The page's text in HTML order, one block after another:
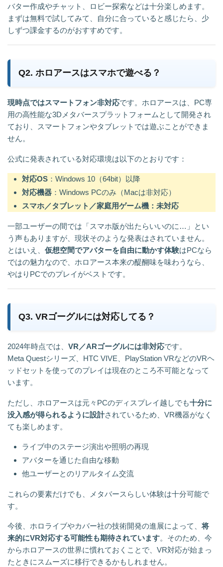
バター作成やチャット、ロビー探索などは十分楽しめます。
まずは無料で試してみて、自分に合っていると感じたら、少
しずつ課金するのがおすすめです。
Q2. ホロアースはスマホで遊べる？
現時点ではスマートフォン非対応です。ホロアースは、PC専
用の高性能な3Dメタバースプラットフォームとして開発され
ており、スマートフォンやタブレットでは遊ぶことができま
せん。
公式に発表されている対応環境は以下のとおりです：
対応OS ：Windows 10（64bit）以降
対応機器 ：Windows PCのみ（Macは非対応）
スマホ／タブレット／家庭用ゲーム機：未対応
一部ユーザーの間では「スマホ版が出たらいいのに…」とい
う声もありますが、現状そのような発表はされていません。
とはいえ、 仮想空間でアバターを自由に動かす体験はPCなら
ではの魅力なので、ホロアース本来の醍醐味を味わうなら、
やはりPCでのプレイがベストです。
Q3. VRゴーグルには対応してる？
2024年時点では、 VR／ARゴーグルには非対応です。
Meta Questシリーズ、HTC VIVE、PlayStation VRなどのVRヘ
ッドセットを使ってのプレイは現在のところ不可能となって
います。
ただし、ホロアースは元々PCのディスプレイ越しでも十分に
没入感が得られるように設計されているため、VR機器がなく
ても楽しめます。
ライブ中のステージ演出や照明の再現
アバターを通じた自由な移動
他ユーザーとのリアルタイム交流
これらの要素だけでも、メタバースらしい体験は十分可能で
す。
今後、ホロライブやカバー社の技術開発の進展によって、将
来的にVR対応する可能性も期待されています。そのため、今
からホロアースの世界に慣れておくことで、VR対応が始まっ
たときにスムーズに移行できるかもしれません。